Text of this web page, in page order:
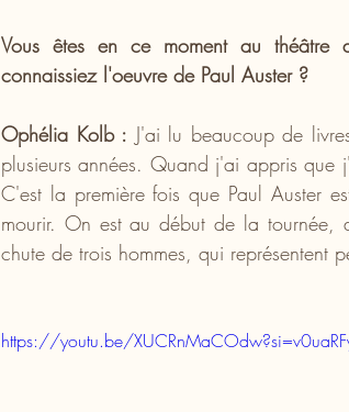
Vous êtes en ce moment au théâtre
connaissiez l'oeuvre de Paul Auster ?
Ophélia Kolb : J'ai lu beaucoup de
plusieurs années. Quand j'ai appris
C'est la première fois que Paul Auster
mourir. On est au début de la tournée,
chute de trois hommes, qui représentent
https://youtu.be/